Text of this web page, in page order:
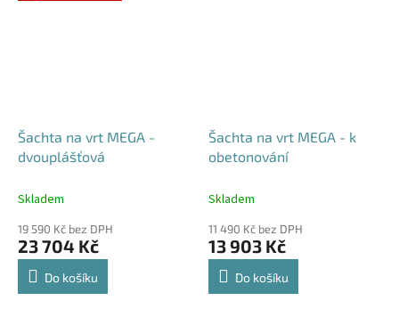
Šachta na vrt MEGA -
dvouplášťová
Skladem
19 590 Kč bez DPH
23 704 Kč
Do košíku
Šachta na vrt MEGA - k
obetonování
Skladem
11 490 Kč bez DPH
13 903 Kč
Do košíku